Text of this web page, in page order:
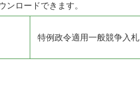
ロードできます。
特例政令適用一般競争入札